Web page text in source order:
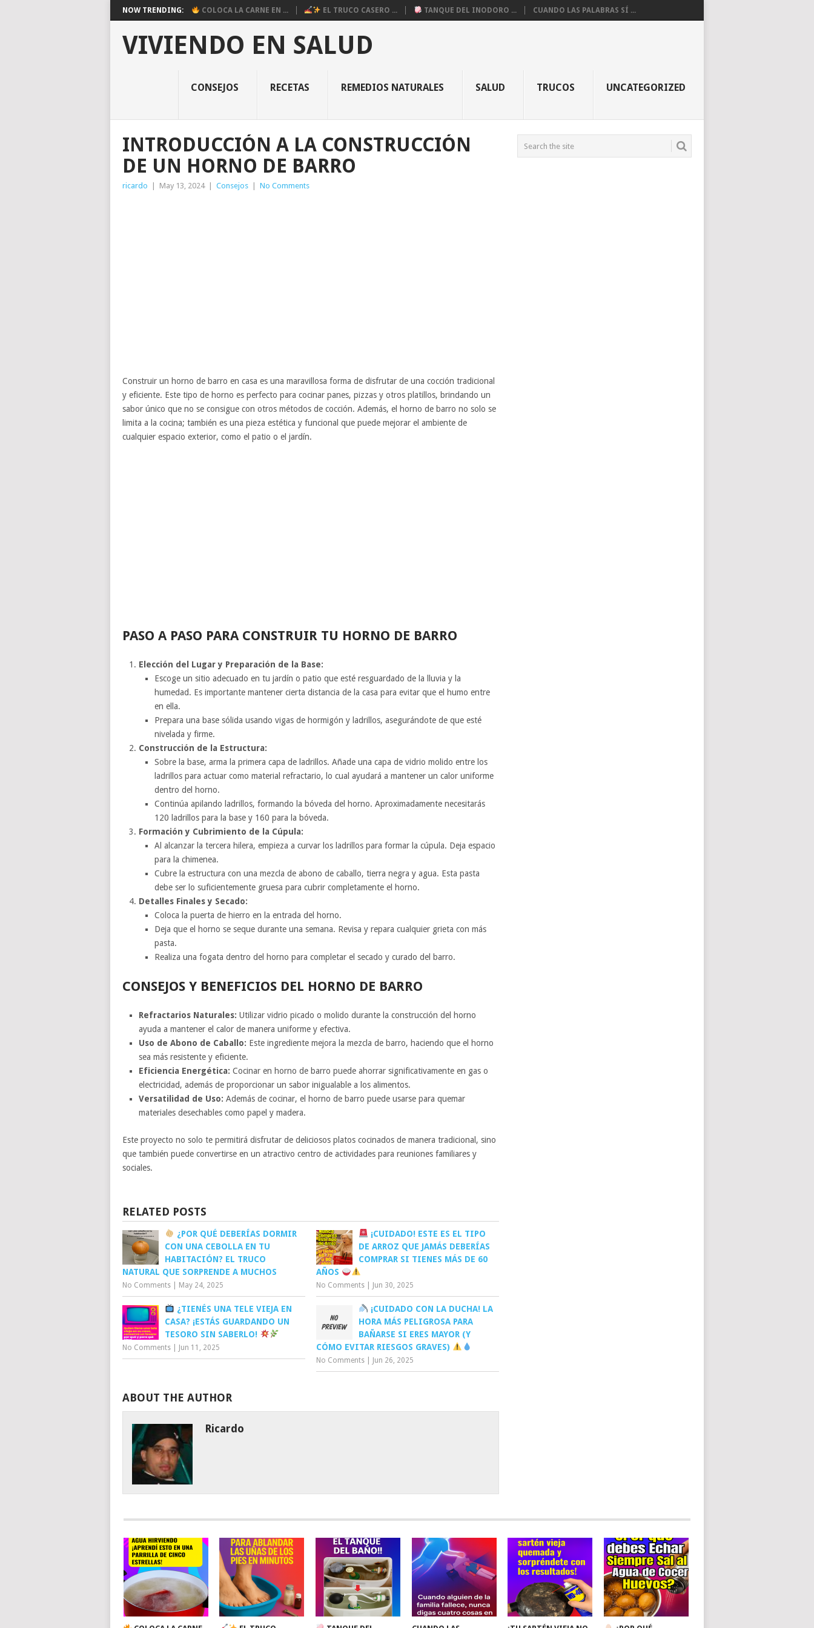
NOW TRENDING: COLOCA LA CARNE EN ... EL TRUCO CASERO ... TANQUE DEL INODORO ... CUANDO LAS PALABRAS SÍ ...
VIVIENDO EN SALUD
CONSEJOS RECETAS REMEDIOS NATURALES SALUD TRUCOS UNCATEGORIZED
INTRODUCCIÓN A LA CONSTRUCCIÓN
DE UN HORNO DE BARRO
ricardo May 13, 2024 Consejos No Comments
Construir un horno de barro en casa es una maravillosa forma de disfrutar de una cocción tradicional
y eficiente. Este tipo de horno es perfecto para cocinar panes, pizzas y otros platillos, brindando un
sabor único que no se consigue con otros métodos de cocción. Además, el horno de barro no solo se
limita a la cocina; también es una pieza estética y funcional que puede mejorar el ambiente de
cualquier espacio exterior, como el patio o el jardín.
PASO A PASO PARA CONSTRUIR TU HORNO DE BARRO
Elección del Lugar y Preparación de la Base:
Escoge un sitio adecuado en tu jardín o patio que esté resguardado de la lluvia y la
humedad. Es importante mantener cierta distancia de la casa para evitar que el humo entre
en ella.
Prepara una base sólida usando vigas de hormigón y ladrillos, asegurándote de que esté
nivelada y firme.
Construcción de la Estructura:
Sobre la base, arma la primera capa de ladrillos. Añade una capa de vidrio molido entre los
ladrillos para actuar como material refractario, lo cual ayudará a mantener un calor uniforme
dentro del horno.
Continúa apilando ladrillos, formando la bóveda del horno. Aproximadamente necesitarás
120 ladrillos para la base y 160 para la bóveda.
Formación y Cubrimiento de la Cúpula:
Al alcanzar la tercera hilera, empieza a curvar los ladrillos para formar la cúpula. Deja espacio
para la chimenea.
Cubre la estructura con una mezcla de abono de caballo, tierra negra y agua. Esta pasta
debe ser lo suficientemente gruesa para cubrir completamente el horno.
Detalles Finales y Secado:
Coloca la puerta de hierro en la entrada del horno.
Deja que el horno se seque durante una semana. Revisa y repara cualquier grieta con más
pasta.
Realiza una fogata dentro del horno para completar el secado y curado del barro.
CONSEJOS Y BENEFICIOS DEL HORNO DE BARRO
Refractarios Naturales: Utilizar vidrio picado o molido durante la construcción del horno
ayuda a mantener el calor de manera uniforme y efectiva.
Uso de Abono de Caballo: Este ingrediente mejora la mezcla de barro, haciendo que el horno
sea más resistente y eficiente.
Eficiencia Energética: Cocinar en horno de barro puede ahorrar significativamente en gas o
electricidad, además de proporcionar un sabor inigualable a los alimentos.
Versatilidad de Uso: Además de cocinar, el horno de barro puede usarse para quemar
materiales desechables como papel y madera.
Este proyecto no solo te permitirá disfrutar de deliciosos platos cocinados de manera tradicional, sino
que también puede convertirse en un atractivo centro de actividades para reuniones familiares y
sociales.
RELATED POSTS
¿POR QUÉ DEBERÍAS DORMIR
CON UNA CEBOLLA EN TU
HABITACIÓN? EL TRUCO
NATURAL QUE SORPRENDE A MUCHOS
No Comments May 24, 2025
¡CUIDADO! ESTE ES EL TIPO
DE ARROZ QUE JAMÁS DEBERÍAS
COMPRAR SI TIENES MÁS DE 60
AÑOS
No Comments Jun 30, 2025
¿TIENÉS UNA TELE VIEJA EN
CASA? ¡ESTÁS GUARDANDO UN
TESORO SIN SABERLO!
No Comments Jun 11, 2025
¡CUIDADO CON LA DUCHA! LA
HORA MÁS PELIGROSA PARA
BAÑARSE SI ERES MAYOR (Y
CÓMO EVITAR RIESGOS GRAVES)
No Comments Jun 26, 2025
ABOUT THE AUTHOR
Ricardo